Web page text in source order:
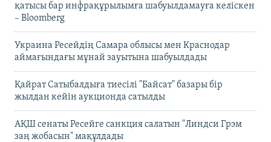
қатысы бар инфрақұрылымға шабуылдамауға келіскен
– Bloomberg
Украина Ресейдің Самара облысы мен Краснодар
аймағындағы мұнай зауытына шабуылдады
Қайрат Сатыбалдыға тиесілі "Байсат" базары бір
жылдан кейін аукционда сатылды
АҚШ сенаты Ресейге санкция салатын "Линдси Грэм
заң жобасын" мақұлдады